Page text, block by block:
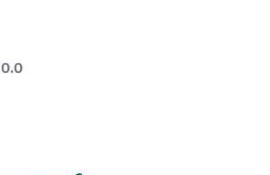
0.0La valoración media es de 0 estrellas de